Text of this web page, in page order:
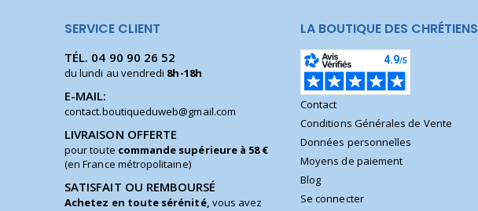
SERVICE CLIENT
TÉL. 04 90 90 26 52
du lundi au vendredi 8h-18h
E-MAIL:
contact.boutiqueduweb@gmail.com
LIVRAISON OFFERTE
pour toute commande supérieure à 58 €
(en France métropolitaine)
SATISFAIT OU REMBOURSÉ
Achetez en toute sérénité, vous avez
LA BOUTIQUE DES CHRÉTIENS
Contact
Conditions Générales de Vente
Données personnelles
Moyens de paiement
Blog
Se connecter